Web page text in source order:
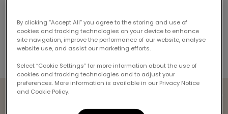
des informations sur notre partenariat avec
Riverview Animal Health Centrepour les services
de soins d’urgence de vos animaux de compagnie.
By clicking “Accept All” you agree to the storing and use of
cookies and tracking technologies on your device to enhance
site navigation, improve the performance of our website, analyse
website use, and assist our marketing efforts.
Select “Cookie Settings” for more information about the use of
cookies and tracking technologies and to adjust your
preferences. More information is available in our Privacy Notice
and Cookie Policy.